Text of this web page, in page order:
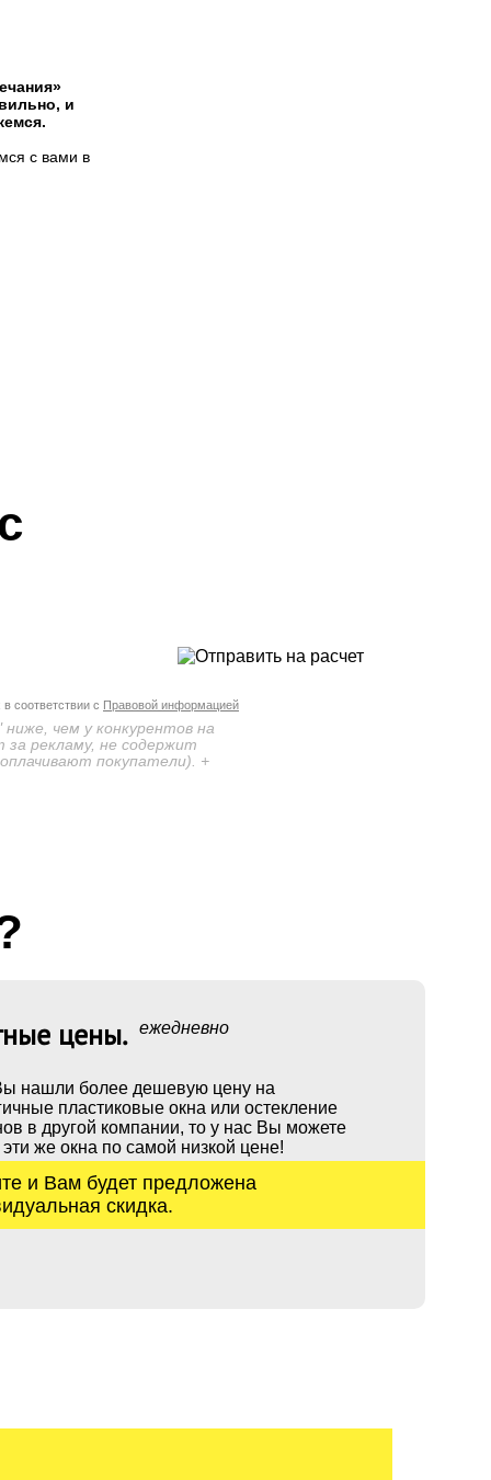
и
с вами в
соответствии с Правовой информацией
чем у конкурентов на
за рекламу, не содержит
покупатели). +
цены. ежедневно
нашли более дешевую цену на
пластиковые окна или остекление
в другой компании, то у нас Вы можете
эти же окна по самой низкой цене!
и Вам будет предложена
скидка.